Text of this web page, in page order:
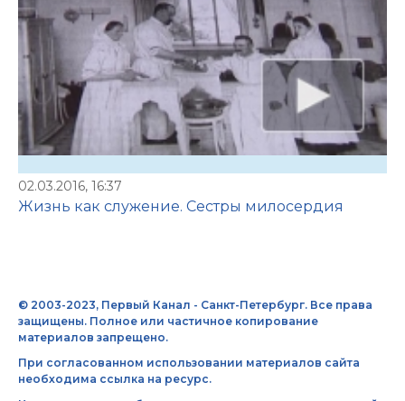
02.03.2016, 16:37
Жизнь как служение. Сестры милосердия
© 2003-2023, Первый Канал - Санкт-Петербург. Все права
защищены. Полное или частичное копирование
материалов запрещено.
При согласованном использовании материалов сайта
необходима ссылка на ресурс.